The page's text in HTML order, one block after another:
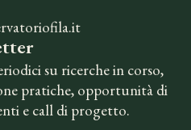
su ricerche in corso,
pratiche, opportunità di
e call di progetto.